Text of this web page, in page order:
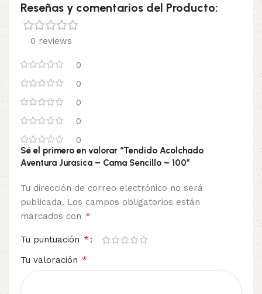
Reseñas y comentarios del Producto:
0 reviews
0
0
0
0
0
Sé el primero en valorar “Tendido Acolchado
Aventura Jurasica – Cama Sencillo – 100”
Tu dirección de correo electrónico no será
publicada. Los campos obligatorios están
marcados con *
Tu puntuación *
Tu valoración *